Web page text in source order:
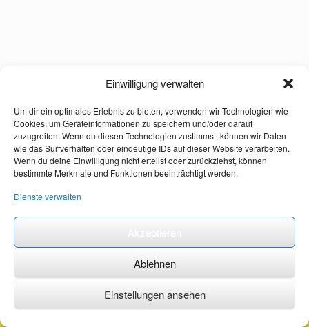
Einwilligung verwalten
Um dir ein optimales Erlebnis zu bieten, verwenden wir Technologien wie
Cookies, um Geräteinformationen zu speichern und/oder darauf
zuzugreifen. Wenn du diesen Technologien zustimmst, können wir Daten
wie das Surfverhalten oder eindeutige IDs auf dieser Website verarbeiten.
Wenn du deine Einwilligung nicht erteilst oder zurückziehst, können
bestimmte Merkmale und Funktionen beeinträchtigt werden.
Dienste verwalten
Ablehnen
Einstellungen ansehen
©2026 ·erstehilfekurs-mauch.de ·AGB ·Datenschutzerklärung ·Impressum ·